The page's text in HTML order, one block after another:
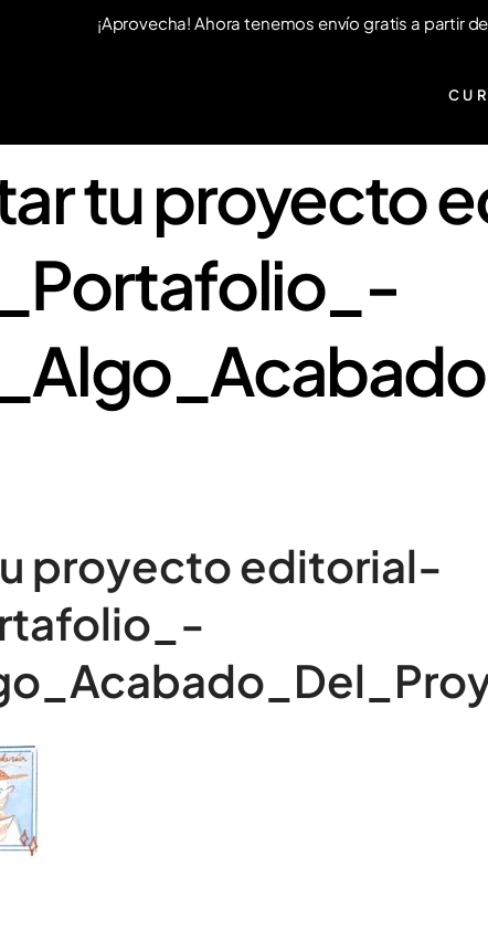
tu proyecto
proyecto editorial-
¡Aprovecha! Ahora tenemos envío gratis a partir